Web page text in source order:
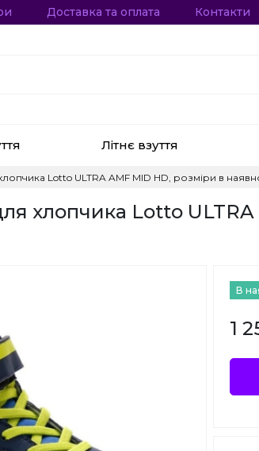
Доставка та оплата Контакти
Літнє взуття
Lotto ULTRA AMF MID HD, розміри в
хлопчика Lotto
В
1